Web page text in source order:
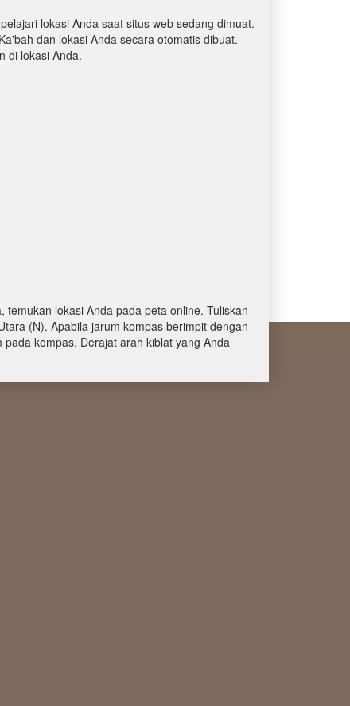
lokasi Anda saat situs web sedang dimuat.
dan lokasi Anda secara otomatis dibuat.
di lokasi Anda.
lokasi Anda pada peta online. Tuliskan
(N). Apabila jarum kompas berimpit dengan
kompas. Derajat arah kiblat yang Anda